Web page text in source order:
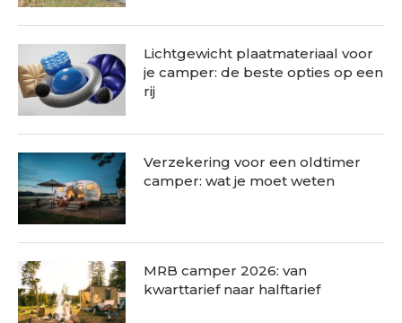
Lichtgewicht plaatmateriaal voor
je camper: de beste opties op een
rij
Verzekering voor een oldtimer
camper: wat je moet weten
MRB camper 2026: van
kwarttarief naar halftarief